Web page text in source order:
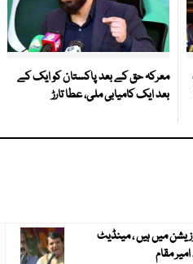
معرکہ حق کے بعد پاکستان کو ایک کے
بعد ایک کامیابی ملی، عطا تارڑ
میں ہیں ، مینڈیٹ
مقام